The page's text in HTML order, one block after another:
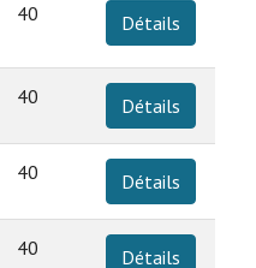
40 Détails
40 Détails
40 Détails
40 Détails